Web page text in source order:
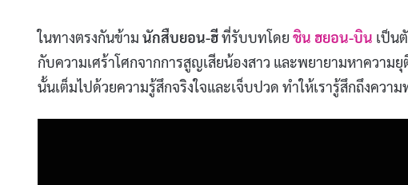
ในทางตรงกันข้าม นักสืบยอน-ฮีที่รับบทโดย ชิน ฮยอน-บิน เป็น
กับความเศร้าโศกจากการสูญเสียน้องสาว และพยายามหาควา
นั้นเต็มไปด้วยความรู้สึกจริงใจและเจ็บปวด ทำให้เรารู้สึกถึงควา